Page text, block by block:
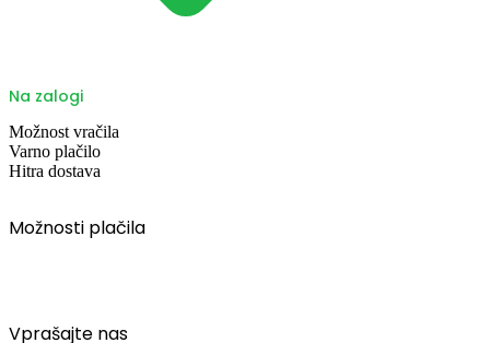
Na zalogi
Možnost vračila
Varno plačilo
Hitra dostava
Možnosti plačila
Vprašajte nas